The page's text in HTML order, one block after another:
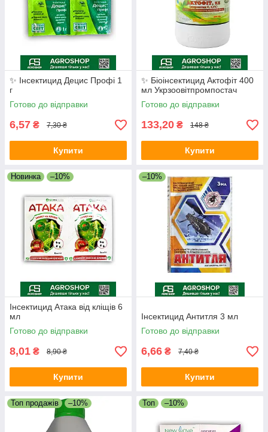
✨ Інсектицид Децис Профі 1
г
Готово до відправки
6,57 ₴ 7,30 ₴
Купити
✨ Біоінсектицид Актофіт 400
мл Укрзоовітпромпостач
Готово до відправки
133,20 ₴ 148 ₴
Купити
Новинка –10%
Інсектицид Атака від кліщів 6
мл
Готово до відправки
8,01 ₴ 8,90 ₴
Купити
–10%
Інсектицид Антитля 3 мл
Готово до відправки
6,66 ₴ 7,40 ₴
Купити
Топ продажів –10% Топ –10%